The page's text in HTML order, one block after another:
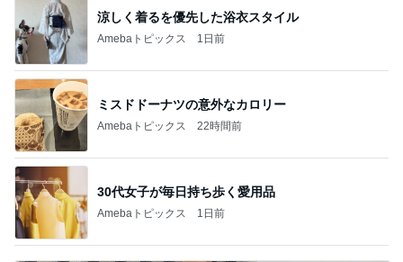
涼しく着るを優先した浴衣スタイル
Amebaトピックス 1日前
ミスドドーナツの意外なカロリー
Amebaトピックス 22時間前
30代女子が毎日持ち歩く愛用品
Amebaトピックス 1日前